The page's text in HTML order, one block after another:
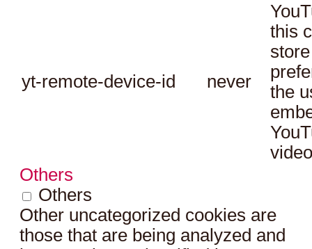
yt-remote-device-id never
this
the
Others
Others
Other uncategorized cookies are
those that are being analyzed and